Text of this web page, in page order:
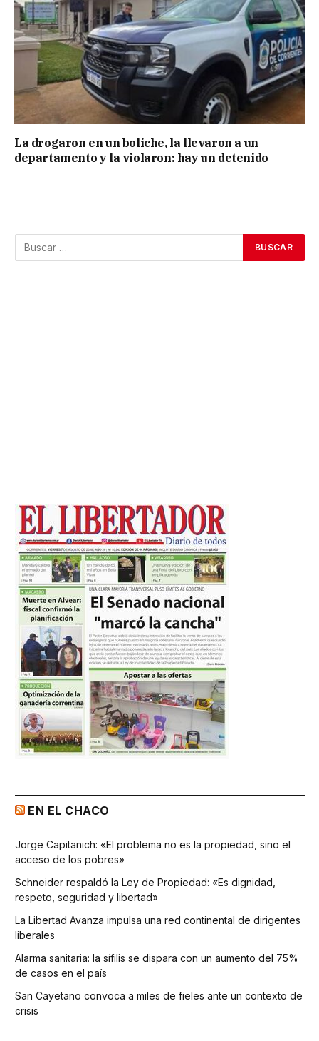
La drogaron en un boliche, la llevaron a un
departamento y la violaron: hay un detenido
EN EL CHACO
Jorge Capitanich: «El problema no es la propiedad, sino el
acceso de los pobres»
Schneider respaldó la Ley de Propiedad: «Es dignidad,
respeto, seguridad y libertad»
La Libertad Avanza impulsa una red continental de dirigentes
liberales
Alarma sanitaria: la sífilis se dispara con un aumento del 75%
de casos en el país
San Cayetano convoca a miles de fieles ante un contexto de
crisis